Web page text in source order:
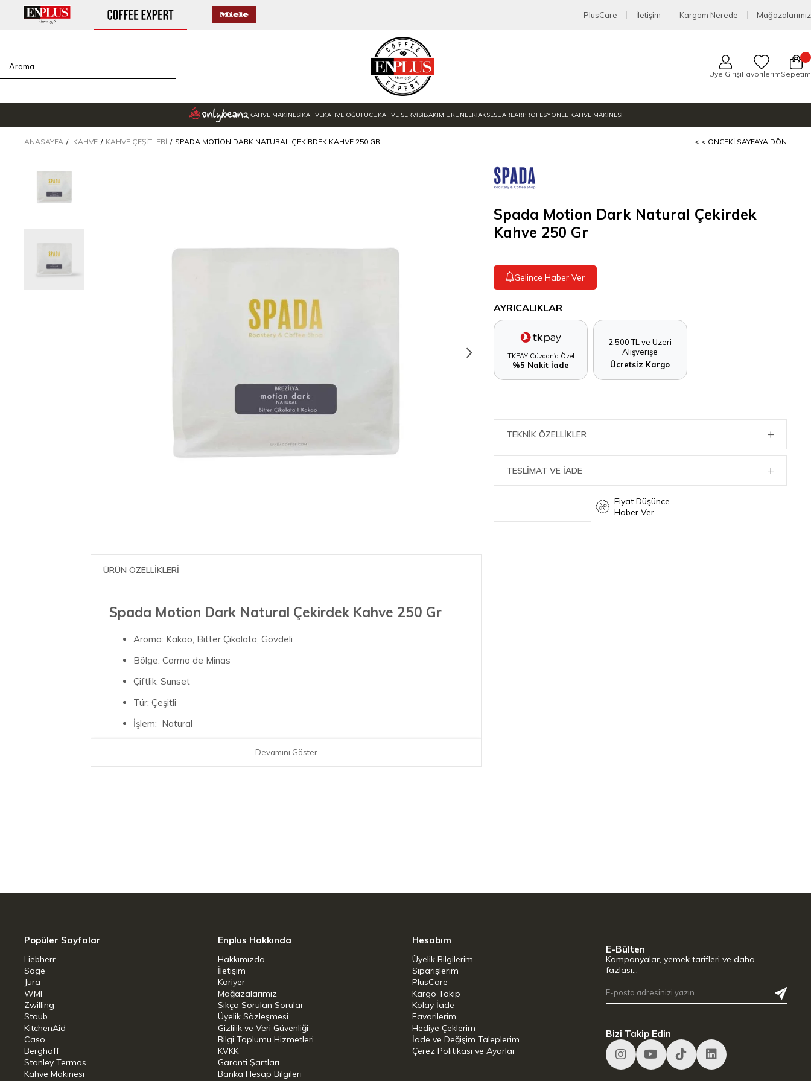
PlusCare İletişim Kargom Nerede Mağazalarımız
Üye GirişiFavorilerimSepetim
KAHVE MAKİNESİKAHVEKAHVE ÖĞÜTÜCÜKAHVE SERVİSİBAKIM ÜRÜNLERİAKSESUARLARPROFESYONEL KAHVE MAKİNESİ
ANASAYFA KAHVE KAHVE ÇEŞITLERI SPADA MOTION DARK NATURAL ÇEKIRDEK KAHVE 250 GR < < ÖNCEKI SAYFAYA DÖN
ÜRÜN ÖZELLİKLERİ
Spada Motion Dark Natural Çekirdek Kahve 250 Gr
Aroma: Kakao, Bitter Çikolata, Gövdeli
Bölge: Carmo de Minas
Çiftlik: Sunset
Tür: Çeşitli
İşlem: Natural
Kavurma Derecesi (1 - 10): 8
Tam Otomatik kahve makinalarına da uyumlu olan bu çekirdeğimiz günün her
saatinde keyifle içimi ile fincanda lezzetli bir haz veriyor.
Devamını Göster
Spada Motion Dark Natural Çekirdek
Kahve 250 Gr
Gelince Haber Ver
AYRICALIKLAR
TKPAY Cüzdan'a Özel
%5 Nakit İade
2.500 TL ve Üzeri
Alışverişe
Ücretsiz Kargo
TEKNIK ÖZELLIKLER
TESLİMAT VE İADE
Fiyat Düşünce
Haber Ver
Popüler Sayfalar
Liebherr
Sage
Jura
WMF
Zwilling
Staub
KitchenAid
Caso
Berghoff
Stanley Termos
Kahve Makinesi
Enplus Hakkında
Hakkımızda
İletişim
Kariyer
Mağazalarımız
Sıkça Sorulan Sorular
Üyelik Sözleşmesi
Gizlilik ve Veri Güvenliği
Bilgi Toplumu Hizmetleri
KVKK
Garanti Şartları
Banka Hesap Bilgileri
Hesabım
Üyelik Bilgilerim
Siparişlerim
PlusCare
Kargo Takip
Kolay İade
Favorilerim
Hediye Çeklerim
İade ve Değişim Taleplerim
Çerez Politikası ve Ayarlar
E-Bülten
Kampanyalar, yemek tarifleri ve daha
fazlası…
Bizi Takip Edin